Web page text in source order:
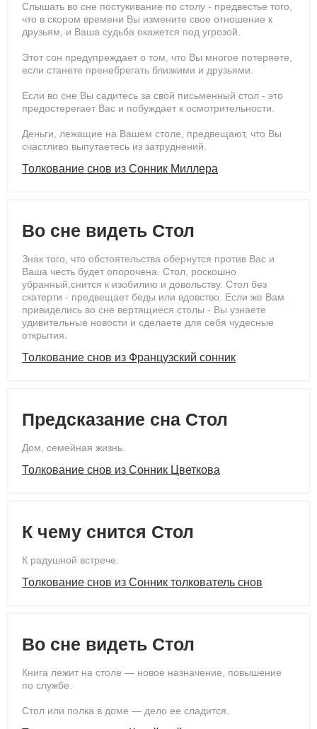
Слышать во сне постукивание по столу - предвестье того,
что в скором времени Вы измените свое отношение к
друзьям, и Ваша судьба окажется под угрозой.
Этот сон предупреждает о том, что Вы многое потеряете,
если станете пренебрегать близкими и друзьями.
Если во сне Вы садитесь за свой письменный стол - это
предостерегает Вас и побуждает к осмотрительности.
Деньги, лежащие на Вашем столе, предвещают, что Вы
счастливо выпутаетесь из затруднений.
Толкование снов из Сонник Миллера
Во сне видеть Стол
Знак того, что обстоятельства обернутся против Вас и
Ваша честь будет опорочена. Стол, роскошно
убранный,снится к изобилию и довольству. Стол без
скатерти - предвещает беды или вдовство. Если же Вам
привиделись во сне вертящиеся столы - Вы узнаете
удивительные новости и сделаете для себя чудесные
открытия.
Толкование снов из Французский сонник
Предсказание сна Стол
Дом, семейная жизнь.
Толкование снов из Сонник Цветкова
К чему снится Стол
К радушной встрече.
Толкование снов из Сонник толкователь снов
Во сне видеть Стол
Книга лежит на столе — новое назначение, повышение
по службе.
Стол или полка в доме — дело ее сладится.